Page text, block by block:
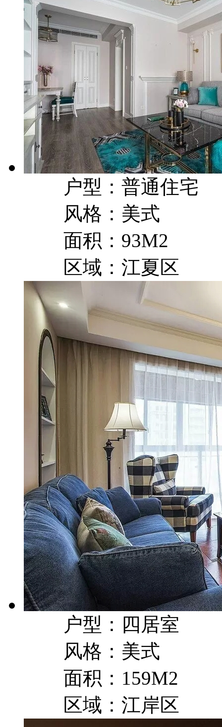
户型：普通住宅
风格：美式
面积：93M2
区域：江夏区
户型：四居室
风格：美式
面积：159M2
区域：江岸区